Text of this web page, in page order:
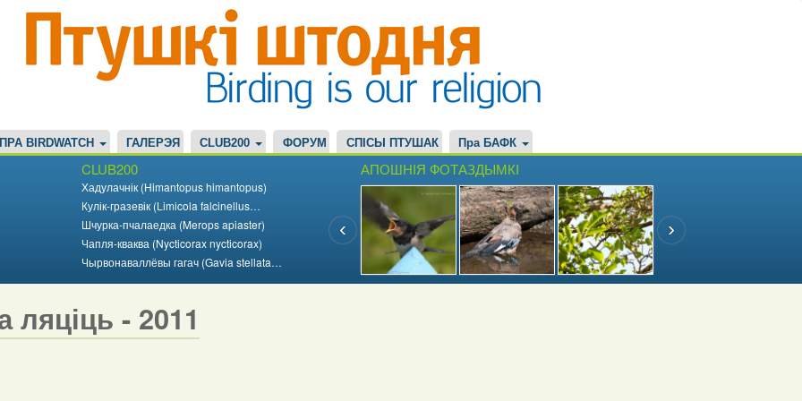
ПРА BIRDWATCH ГАЛЕРЭЯ CLUB200 ФОРУМ СПІСЫ ПТУШАК Пра БАФК
CLUB200
Хадулачнік (Himantopus himantopus)
Кулік-гразевік (Limicola falcinellus…
Шчурка-пчалаедка (Merops apiaster)
Чапля-кваква (Nycticorax nycticorax)
Чырвонаваллёвы гагач (Gavia stellata…
АПОШНІЯ ФОТАЗДЫМКІ
ляціць - 2011